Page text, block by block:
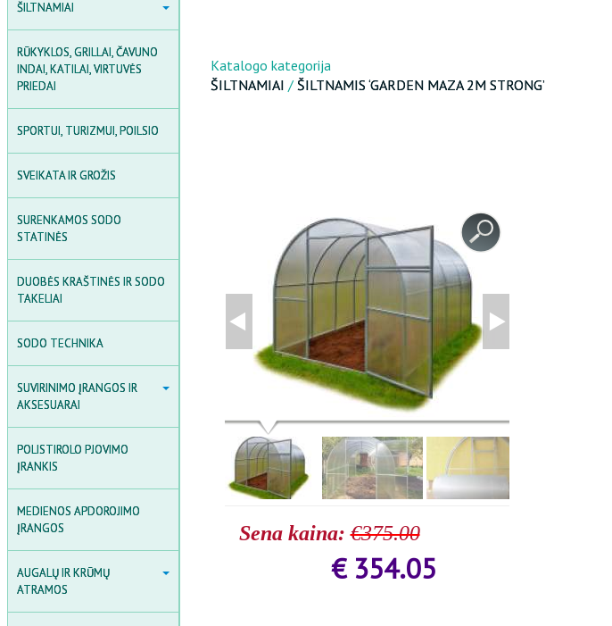
ŠILTNAMIAI
POLIKARBONATINIAI
ŠILTNAMIAI
RŪKYKLOS, GRILLAI, ČAVUNO
INDAI, KATILAI, VIRTUVĖS
PRIEDAI
SPORTUI, TURIZMUI, POILSIO
SVEIKATA IR GROŽIS
SURENKAMOS SODO
STATINĖS
DUOBĖS KRAŠTINĖS IR SODO
TAKELIAI
SODO TECHNIKA
SUVIRINIMO ĮRANGOS IR
AKSESUARAI
SUVIRINIMO ĮRANGOS IR
INDUKCIJOS ŠILDYTUVAI
SUVIRINIMO ĮRANGOS
POLISTIROLO PJOVIMO
ĮRANKIS
MEDIENOS APDOROJIMO
ĮRANGOS
AUGALŲ IR KRŪMŲ
ATRAMOS
AUGALŲ IR KRŪMŲ ATRAMOS
Katalogo kategorija
ŠILTNAMIAI /ŠILTNAMIS ‘GARDEN MAZA 2M STRONG’
Sena kaina:€375.00
€ 354.05